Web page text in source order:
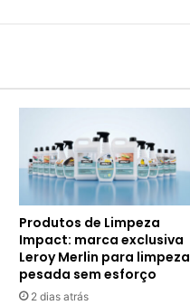
Produtos de Limpeza
Impact: marca exclusiva
Leroy Merlin para limpeza
pesada sem esforço
2 dias atrás